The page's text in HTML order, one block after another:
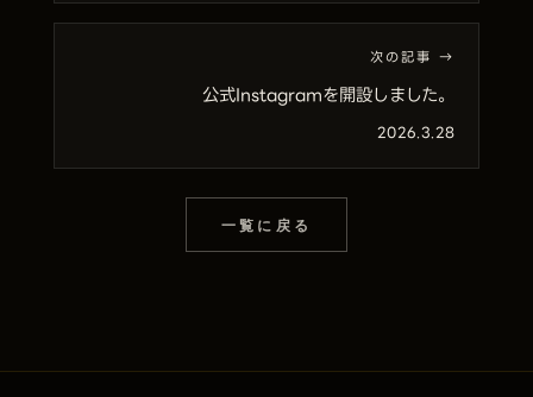
次の記事 →
公式Instagramを開設しました。
2026.3.28
一覧に戻る